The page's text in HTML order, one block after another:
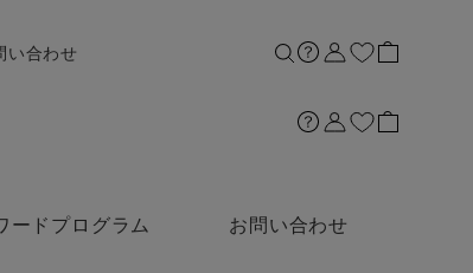
ードプログラム お問い合わせ
い合わせ